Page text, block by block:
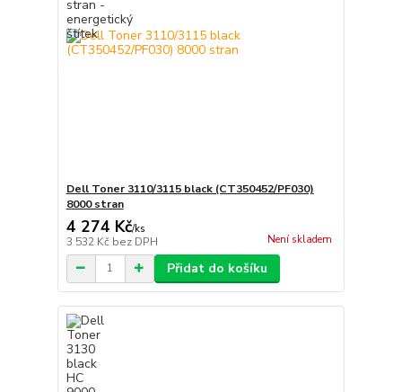
Dell Toner 3110/3115 black (CT350452/PF030)
8000 stran
4 274 Kč/ks
3 532 Kč bez DPH Není skladem
Přidat do košíku